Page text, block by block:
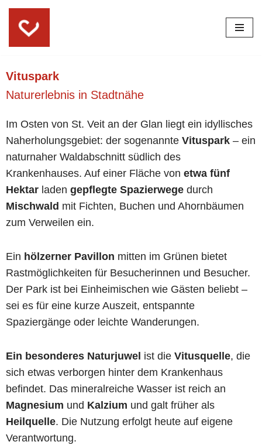
Skip
to
Vituspark
Naturerlebnis in Stadtnähe
Im Osten von St. Veit an der Glan liegt ein idyllisches
Naherholungsgebiet: der sogenannte Vituspark – ein
naturnaher Waldabschnitt südlich des
Krankenhauses. Auf einer Fläche von etwa fünf
Hektar laden gepflegte Spazierwege durch
Mischwald mit Fichten, Buchen und Ahornbäumen
zum Verweilen ein.
Ein hölzerner Pavillon mitten im Grünen bietet
Rastmöglichkeiten für Besucherinnen und Besucher.
Der Park ist bei Einheimischen wie Gästen beliebt –
sei es für eine kurze Auszeit, entspannte
Spaziergänge oder leichte Wanderungen.
Ein besonderes Naturjuwel ist die Vitusquelle, die
sich etwas verborgen hinter dem Krankenhaus
befindet. Das mineralreiche Wasser ist reich an
Magnesium und Kalzium und galt früher als
Heilquelle. Die Nutzung erfolgt heute auf eigene
Verantwortung.